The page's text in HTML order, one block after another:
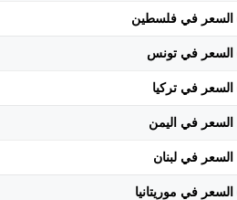
السعر في فلسطين
السعر في تونس
السعر في تركيا
السعر في اليمن
السعر في لبنان
السعر في موريتانيا